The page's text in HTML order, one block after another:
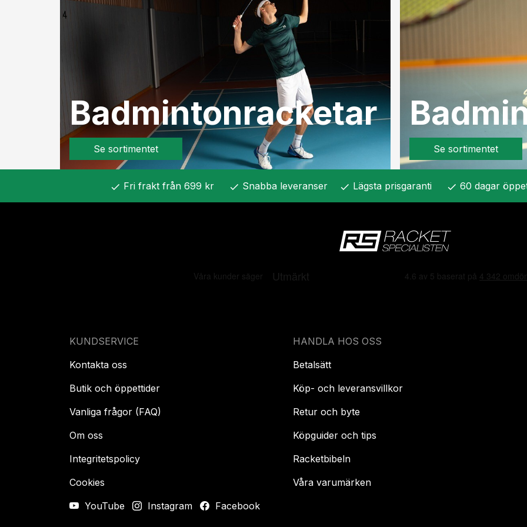
Badmintonracketar
Se sortimentet Se sortimentet
check Fri frakt från 699 kr check Snabba leveranser check Lägsta prisgaranti check 60 dagar
KUNDSERVICE
Kontakta oss
Butik och öppettider
Vanliga frågor (FAQ)
Om oss
Integritetspolicy
Cookies
YouTube
Instagram Facebook
HANDLA HOS OSS
Betalsätt
Köp- och leveransvillkor
Retur och byte
Köpguider och tips
Racketbibeln
Våra varumärken